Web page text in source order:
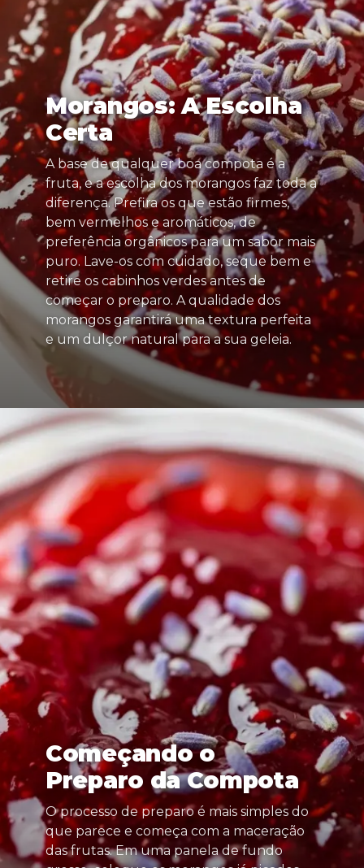
Morangos: A Escolha
Certa
A base de qualquer boa compota é a
fruta, e a escolha dos morangos faz toda a
diferença. Prefira os que estão firmes,
bem vermelhos e aromáticos, de
preferência orgânicos para um sabor mais
puro. Lave-os com cuidado, seque bem e
retire os cabinhos verdes antes de
começar o preparo. A qualidade dos
morangos garantirá uma textura perfeita
e um dulçor natural para a sua geleia.
Começando o
Preparo da Compota
O processo de preparo é mais simples do
que parece e começa com a maceração
das frutas. Em uma panela de fundo